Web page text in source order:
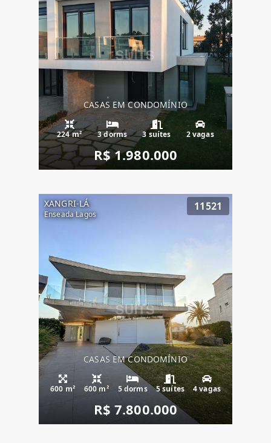
CASAS EM CONDOMÍNIO
224 m² 3 dorms 3 suítes 2 vagas
R$ 1.980.000
XANGRI-LÁ
Enseada Lagos
11521
CASAS EM CONDOMÍNIO
600 m² 600 m² 5 dorms 5 suítes 4 vagas
R$ 7.800.000